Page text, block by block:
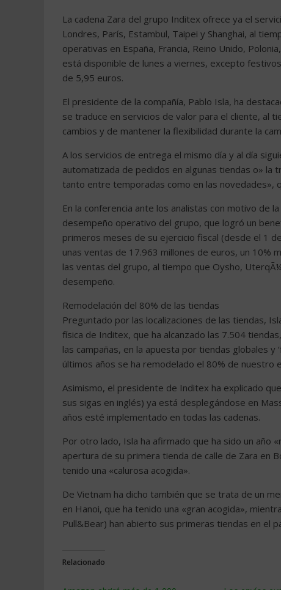
La cadena Zara del grupo Inditex ofrece ya el
Londres, París, Estambul, Taipei y Shanghai, al
operativas en España, Francia, Reino Unido,
está disponible de lunes a viernes, excepto
de 5,95 euros.
El presidente de la compañía, Pablo Isla, ha
se traduce en servicios de valor para el cliente, al
cambios y de mantener la flexibilidad durante la
A los servicios de entrega el mismo día y al día
automatizada de pedidos en algunas tiendas o» la
tanto entre temporadas como en las novedades»,
En la conferencia ante los analistas con motivo de
desempeño operativo del grupo, que logró un
primeros meses de su ejercicio fiscal (desde el 1
unas ventas de 17.963 millones de euros, un 10%
las ventas del grupo, al tiempo que Oysho,
desempeño.
Remodelación del 80% de las tiendas
Preguntado por las localizaciones de las tiendas,
física de Inditex, que ha alcanzado las 7.504
las campañas, en la apuesta por tiendas globales y
últimos años se ha remodelado el 80% de nuestro
Asimismo, el presidente de Inditex ha explicado
sus sigas en inglés) ya está desplegándose en
años esté implementado en todas las cadenas.
Por otro lado, Isla ha afirmado que ha sido un año
apertura de su primera tienda de calle de Zara en
tenido una «calurosa acogida».
De Vietnam ha dicho también que se trata de un
en Hanoi, que ha tenido una «gran acogida»,
Pull&Bear) han abierto sus primeras tiendas en el
Relacionado